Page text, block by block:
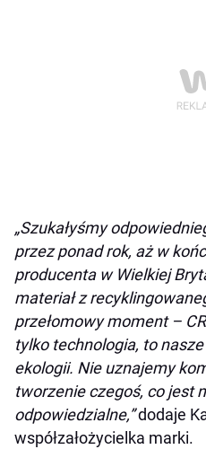
„Szukałyśmy
przez ponad rok, aż w
producenta w Wielkiej
materiał z
przełomowy moment –
tylko technologia, to
ekologii. Nie uznajemy
tworzenie czegoś, co jest
odpowiedzialne,”dodaje
współzałożycielka marki.